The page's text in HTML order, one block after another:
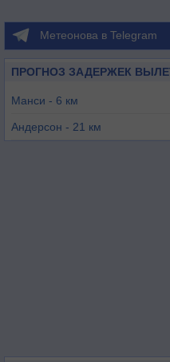
Метеонова в Telegram
ПРОГНОЗ ЗАДЕРЖЕК
Манси - 6 км
Андерсон - 21 км